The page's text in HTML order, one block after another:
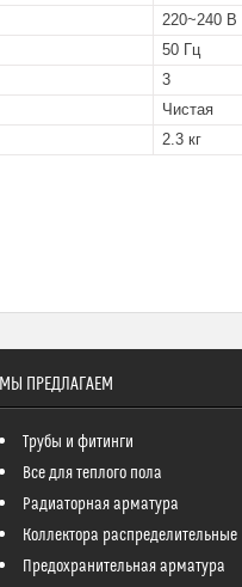
220~240 В
50 Гц
3
Чистая
2.3 кг
МЫ ПРЕДЛАГАЕМ
Трубы и фитинги
Все для теплого пола
Радиаторная арматура
Коллектора распределительные
Предохранительная арматура